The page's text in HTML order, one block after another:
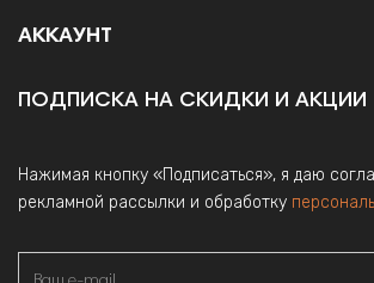
АККАУНТ
ПОДПИСКА НА СКИДКИ И АКЦИИ
Нажимая кнопку «Подписаться», я даю
рекламной рассылки и обработку